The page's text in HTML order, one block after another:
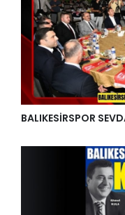
BALIKESİRSPOR